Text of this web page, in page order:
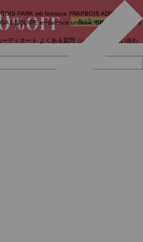
PARK wb feerique FRAPBOIS ADIEU
L'EQUIPE endalence unbilanc BIGI online store
ーディネート よくある質問 ジャーナル
お問い合わ